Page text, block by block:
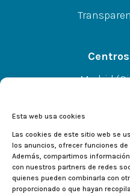
Esta web usa cookies
Las cookies de este sitio web se
los anuncios, ofrecer funciones
Además, compartimos
con nuestros partners de redes
quienes pueden combinarla con
proporcionado o que hayan
Madrid
Alcalá
CC El Val L-233,